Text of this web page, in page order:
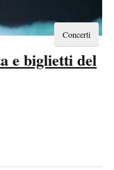
Concerti
e biglietti del